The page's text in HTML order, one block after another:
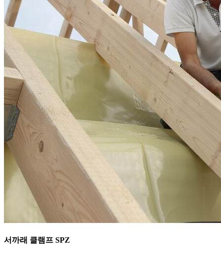
서까래 클램프 SPZ